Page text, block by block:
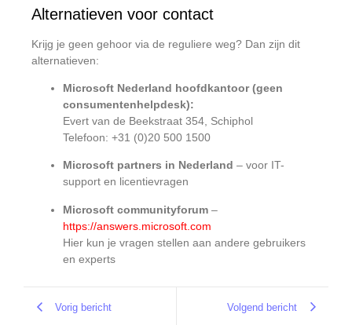
Alternatieven voor contact
Krijg je geen gehoor via de reguliere weg? Dan zijn dit
alternatieven:
Microsoft Nederland hoofdkantoor (geen
consumentenhelpdesk):
Evert van de Beekstraat 354, Schiphol
Telefoon: +31 (0)20 500 1500
Microsoft partners in Nederland – voor IT-
support en licentievragen
Microsoft communityforum –
https://answers.microsoft.com
Hier kun je vragen stellen aan andere gebruikers
en experts
Vorig bericht Volgend bericht